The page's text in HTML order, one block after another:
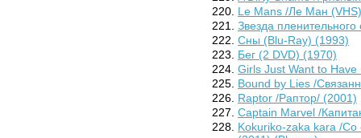
Le Mans /Ле Ман
Звезда
Сны (Blu-Ray) (1993)
Бег (2 DVD) (1970)
Girls Just Want to Have
Bound by Lies /
Raptor /Раптор/ (2001)
Captain Marvel /
Kokuriko-zaka kara /Со